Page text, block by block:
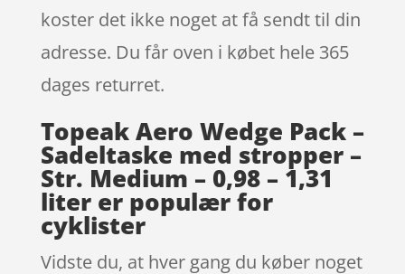
koster det ikke noget at få sendt til din
adresse. Du får oven i købet hele 365
dages returret.
Topeak Aero Wedge Pack –
Sadeltaske med stropper –
Str. Medium – 0,98 – 1,31
liter er populær for
cyklister
Vidste du, at hver gang du køber noget